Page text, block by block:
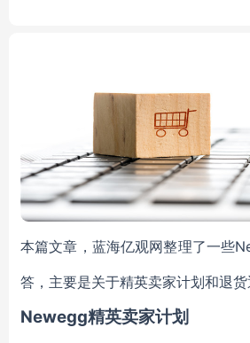
本篇文章，蓝海亿观网整理了一些
答，主要是关于精英卖家计划和退货
Newegg精英卖家计划